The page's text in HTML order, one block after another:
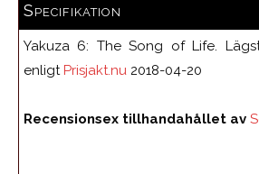
Specifikation
Yakuza 6: The Song of Life.
enligt Prisjakt.nu 2018-04-20
Recensionsex tillhandahållet av